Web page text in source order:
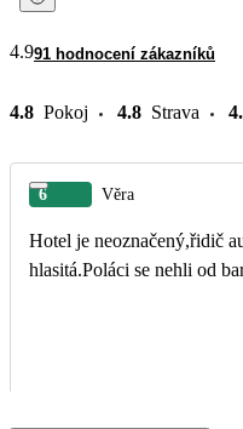
4.991 hodnocení zákazníků
4.8 Pokoj 4.8 Strava
6 Věra
Hotel je neoznačený,řidič
hlasitá.Poláci se nehli od